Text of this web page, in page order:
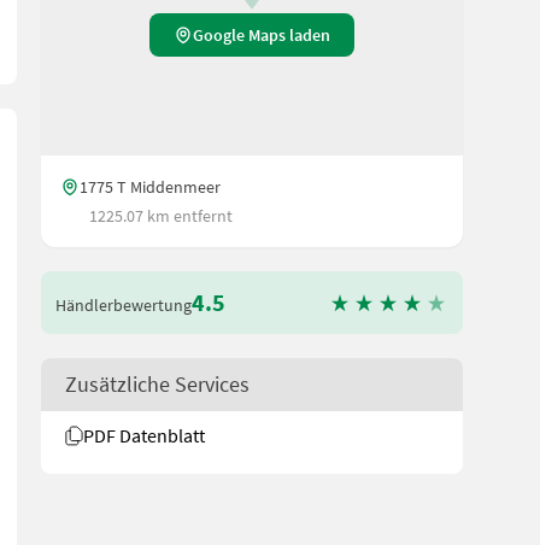
Google Maps laden
1775 T Middenmeer
1225.07 km entfernt
Händlerbewertung4.5
Zusätzliche Services
PDF Datenblatt